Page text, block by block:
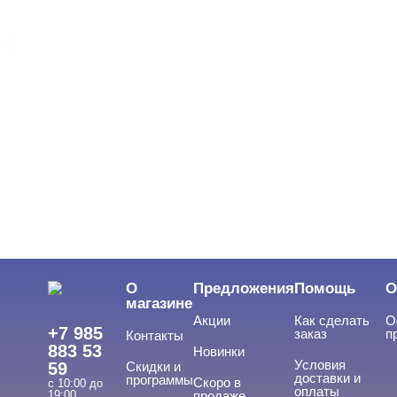
+7 985
883 53
59
с 10:00 до
О
магазине
Контакты
Скидки и
программы
Предложения
Акции
Новинки
Скоро в
Помощь
Как сделать
заказ
Условия
доставки и
оплаты